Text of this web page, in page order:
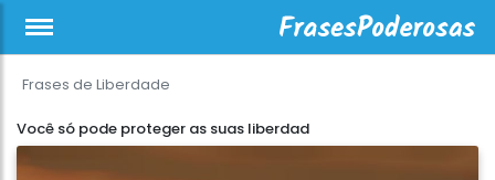
Frases de Liberdade
Você só pode proteger as suas liberdad